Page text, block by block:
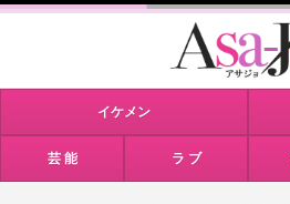
イケメン
芸 能 ラ ブ